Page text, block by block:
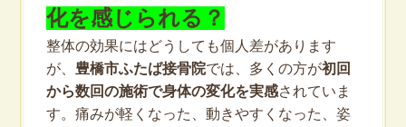
化を感じられる？
整体の効果にはどうしても個人差があります
が、 豊橋市ふたば接骨院では、多くの方が初回
から数回の施術で身体の変化を実感されていま
す。痛みが軽くなった、動きやすくなった、姿